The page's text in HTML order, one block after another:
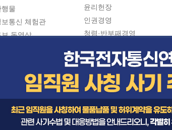
행물
보통신 체험관
보 동영상
윤리헌장
인권경영
청렴·반부패경영
청렴포털 신고
수의계약 현황
부패징계 현황